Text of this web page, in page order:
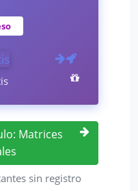
Matrices
sin registro